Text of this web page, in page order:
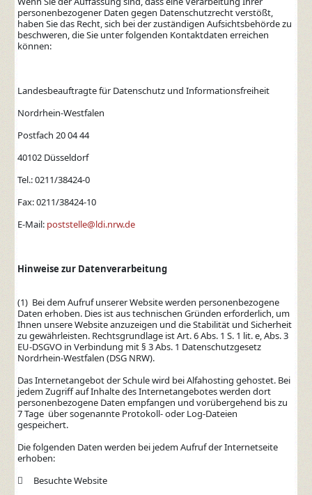
personenbezogener Daten gegen Datenschutzrecht verstößt,
haben Sie das Recht, sich bei der zuständigen Aufsichtsbehörde zu
beschweren, die Sie unter folgenden Kontaktdaten erreichen
können:
Landesbeauftragte für Datenschutz und Informationsfreiheit
Nordrhein-Westfalen
Postfach 20 04 44
40102 Düsseldorf
Tel.: 0211/38424-0
Fax: 0211/38424-10
E-Mail: poststelle@ldi.nrw.de
Hinweise zur Datenverarbeitung
(1) Bei dem Aufruf unserer Website werden personenbezogene
Daten erhoben. Dies ist aus technischen Gründen erforderlich, um
Ihnen unsere Website anzuzeigen und die Stabilität und Sicherheit
zu gewährleisten. Rechtsgrundlage ist Art. 6 Abs. 1 S. 1 lit. e, Abs. 3
EU-DSGVO in Verbindung mit § 3 Abs. 1 Datenschutzgesetz
Nordrhein-Westfalen (DSG NRW).
Das Internetangebot der Schule wird bei Alfahosting gehostet. Bei
jedem Zugriff auf Inhalte des Internetangebotes werden dort
personenbezogene Daten empfangen und vorübergehend bis zu
7 Tage über sogenannte Protokoll- oder Log-Dateien
gespeichert.
Die folgenden Daten werden bei jedem Aufruf der Internetseite
erhoben:

Besuchte Website